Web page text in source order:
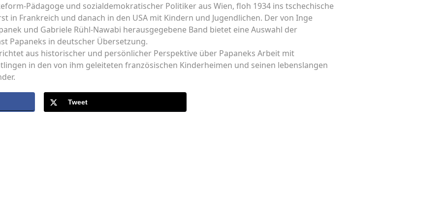
Pädagoge und sozialdemokratischer Politiker aus Wien, floh 1934 ins tschechische
in Frankreich und danach in den USA mit Kindern und Jugendlichen. Der von Inge
und Gabriele Rühl-Nawabi herausgegebene Band bietet eine Auswahl der
Papaneks in deutscher Übersetzung.
aus historischer und persönlicher Perspektive über Papaneks Arbeit mit
in den von ihm geleiteten französischen Kinderheimen und seinen lebenslangen
Tweet